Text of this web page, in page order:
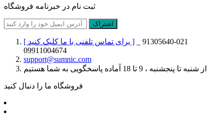
ثبت نام در خبرنامه فروشگاه
اشتراک
[ برای تماس تلفنی با ما کلیک کنید ]
09911004674
support@sumnic.com
از شنبه تا پنجشنبه ، 9 تا 18 آماده پاسخگویی به شما هستیم
فروشگاه ما را دنبال کنید